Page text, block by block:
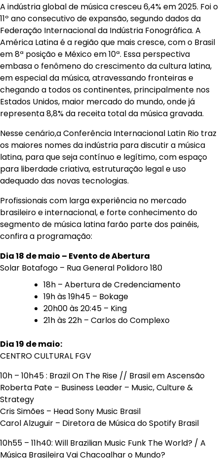
A indústria global de música cresceu 6,4% em 2025. Foi o
11º ano consecutivo de expansão, segundo dados da
Federação Internacional da Indústria Fonográfica. A
América Latina é a região que mais cresce, com o Brasil
em 8ª posição e México em 10ª. Essa perspectiva
embasa o fenômeno do crescimento da cultura latina,
em especial da música, atravessando fronteiras e
chegando a todos os continentes, principalmente nos
Estados Unidos, maior mercado do mundo, onde já
representa 8,8% da receita total da música gravada.
Nesse cenário,a Conferência Internacional Latin Rio traz
os maiores nomes da indústria para discutir a música
latina, para que seja contínuo e legítimo, com espaço
para liberdade criativa, estruturação legal e uso
adequado das novas tecnologias.
Profissionais com larga experiência no mercado
brasileiro e internacional, e forte conhecimento do
segmento de música latina farão parte dos painéis,
confira a programação:
Dia 18 de maio – Evento de Abertura
Solar Botafogo – Rua General Polidoro 180
18h – Abertura de Credenciamento
19h às 19h45 – Bokage
20h00 às 20:45 – King
21h às 22h – Carlos do Complexo
Dia 19 de maio:
CENTRO CULTURAL FGV
10h – 10h45 : Brazil On The Rise // Brasil em Ascensão
Roberta Pate – Business Leader – Music, Culture &
Strategy
Cris Simões – Head Sony Music Brasil
Carol Alzuguir – Diretora de Música do Spotify Brasil
10h55 – 11h40: Will Brazilian Music Funk The World? / A
Música Brasileira Vai Chacoalhar o Mundo?